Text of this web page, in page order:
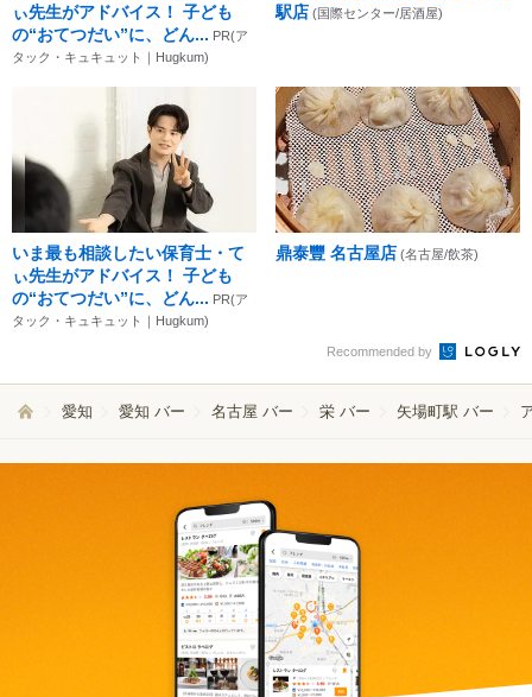
ぃ先生がアドバイス！ 子ども
の“おてつだい”に、どん... PR(ア
タック・キュキュット｜Hugkum)
駅店 (国際センター/居酒屋)
いま最も相談したい保育士・て
ぃ先生がアドバイス！ 子ども
の“おてつだい”に、どん... PR(ア
タック・キュキュット｜Hugkum)
鼎泰豐 名古屋店 (名古屋/飲茶)
Recommended by
愛知 愛知 バー 名古屋 バー 栄 バー 矢場町駅 バー